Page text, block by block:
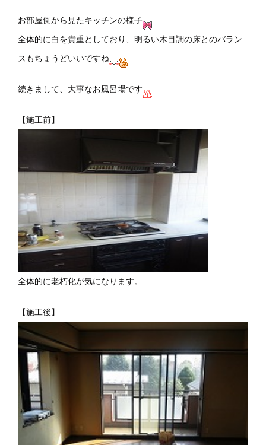
お部屋側から見たキッチンの様子
全体的に白を貴重としており、明るい木目調の床とのバラン
スもちょうどいいですね
続きまして、大事なお風呂場です
【施工前】
全体的に老朽化が気になります。
【施工後】